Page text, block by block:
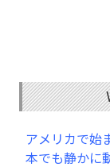
アメリカで始
本でも静かに